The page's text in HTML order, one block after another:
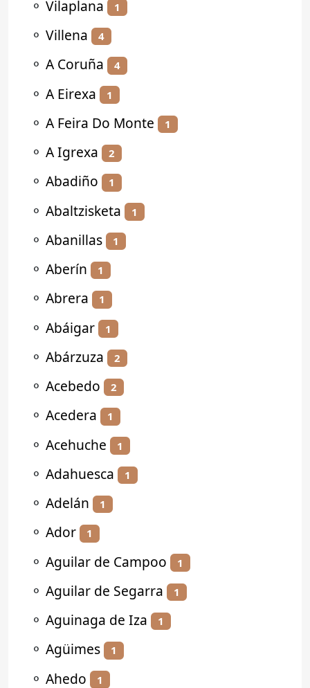
⚬ Vilaplana 1
⚬ Villena 4
⚬ A Coruña 4
⚬ A Eirexa 1
⚬ A Feira Do Monte 1
⚬ A Igrexa 2
⚬ Abadiño 1
⚬ Abaltzisketa 1
⚬ Abanillas 1
⚬ Aberín 1
⚬ Abrera 1
⚬ Abáigar 1
⚬ Abárzuza 2
⚬ Acebedo 2
⚬ Acedera 1
⚬ Acehuche 1
⚬ Adahuesca 1
⚬ Adelán 1
⚬ Ador 1
⚬ Aguilar de Campoo 1
⚬ Aguilar de Segarra 1
⚬ Aguinaga de Iza 1
⚬ Agüimes 1
⚬ Ahedo 1